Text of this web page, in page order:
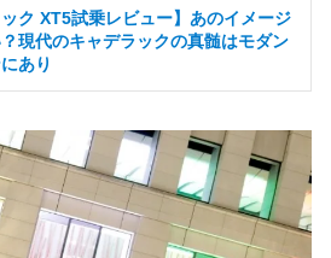
ック XT5試乗レビュー】あのイメージ
現代のキャデラックの真髄はモダン
あり